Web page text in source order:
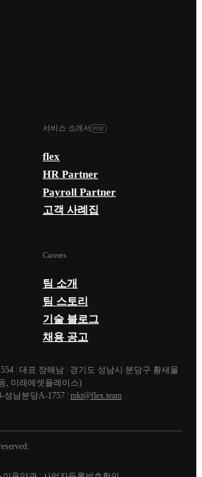
서비스 소개서
flex
HR Partner
Payroll Partner
고객 사례집
Careers
팀 소개
팀 스토리
기술 블로그
채용 공고
대표 장해남
경기도 성남시 분당구 황새울
, 미래에셋플레이스)
성남분당A-1757 mkt@flex.team